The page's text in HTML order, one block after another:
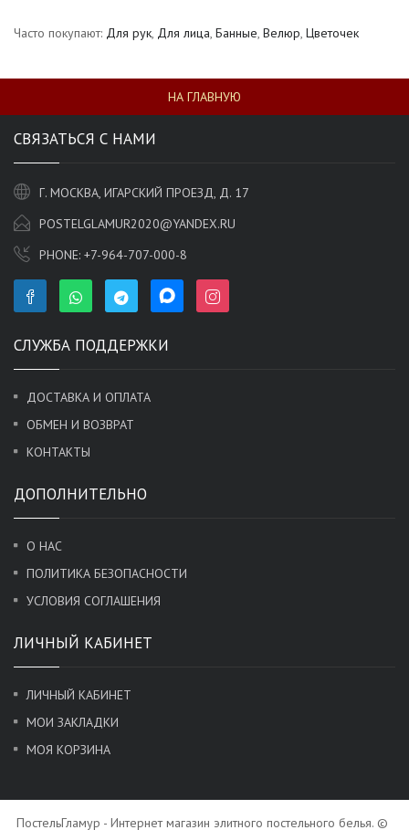
Часто покупают: Для рук, Для лица, Банные, Велюр, Цветочек
НА ГЛАВНУЮ
СВЯЗАТЬСЯ С НАМИ
Г. МОСКВА, ИГАРСКИЙ ПРОЕЗД, Д. 17
POSTELGLAMUR2020@YANDEX.RU
PHONE: +7-964-707-000-8
СЛУЖБА ПОДДЕРЖКИ
ДОСТАВКА И ОПЛАТА
ОБМЕН И ВОЗВРАТ
КОНТАКТЫ
ДОПОЛНИТЕЛЬНО
О НАС
ПОЛИТИКА БЕЗОПАСНОСТИ
УСЛОВИЯ СОГЛАШЕНИЯ
ЛИЧНЫЙ КАБИНЕТ
ЛИЧНЫЙ КАБИНЕТ
МОИ ЗАКЛАДКИ
МОЯ КОРЗИНА
ПостельГламур - Интернет магазин элитного постельного белья. ©